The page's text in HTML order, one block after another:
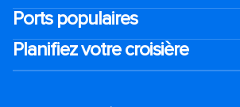
Ports populaires
Planifiez votre croisière